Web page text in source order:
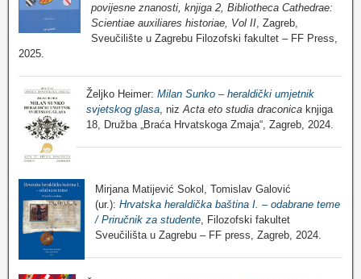
povijesne znanosti, knjiga 2, Bibliotheca Cathedrae:
Scientiae auxiliares historiae, Vol II, Zagreb,
Sveučilište u Zagrebu Filozofski fakultet – FF Press,
2025.
Željko Heimer: Milan Sunko – heraldički umjetnik
svjetskog glasa , niz Acta eto studia draconica knjiga
18, Družba „Braća Hrvatskoga Zmaja“, Zagreb, 2024.
Mirjana Matijević Sokol, Tomislav Galović
(ur.): Hrvatska heraldička baština I. – odabrane teme
/ Priručnik za studente, Filozofski fakultet
Sveučilišta u Zagrebu – FF press, Zagreb, 2024.